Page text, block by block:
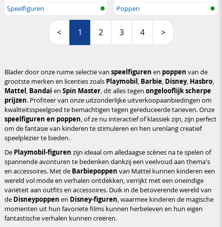
Speelfiguren
Poppen
< 1 2 3 4 >
Blader door onze ruime selectie van speelfiguren en poppen van de
grootste merken en licenties zoals Playmobil, Barbie, Disney, Hasbro,
Mattel, Bandai en Spin Master, dit alles tegen ongelooflijk scherpe
prijzen. Profiteer van onze uitzonderlijke uitverkoopaanbiedingen om
kwaliteitsspeelgoed te bemachtigen tegen gereduceerde tarieven. Onze
speelfiguren en poppen, of ze nu interactief of klassiek zijn, zijn perfect
om de fantasie van kinderen te stimuleren en hen urenlang creatief
speelplezier te bieden.
De Playmobil-figuren zijn ideaal om alledaagse scènes na te spelen of
spannende avonturen te bedenken dankzij een veelvoud aan thema's
en accessoires. Met de Barbiepoppen van Mattel kunnen kinderen een
wereld vol mode en verhalen ontdekken, verrijkt met een oneindige
variëteit aan outfits en accessoires. Duik in de betoverende wereld van
de Disneypoppen en Disney-figuren, waarmee kinderen de magische
momenten uit hun favoriete films kunnen herbeleven en hun eigen
fantastische verhalen kunnen creëren.